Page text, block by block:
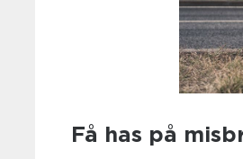
Få has på